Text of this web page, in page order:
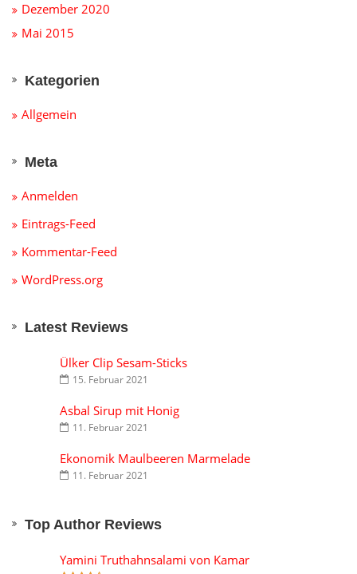
Dezember 2020
Mai 2015
Kategorien
Allgemein
Meta
Anmelden
Eintrags-Feed
Kommentar-Feed
WordPress.org
Latest Reviews
Ülker Clip Sesam-Sticks
15. Februar 2021
Asbal Sirup mit Honig
11. Februar 2021
Ekonomik Maulbeeren Marmelade
11. Februar 2021
Top Author Reviews
Yamini Truthahnsalami von Kamar